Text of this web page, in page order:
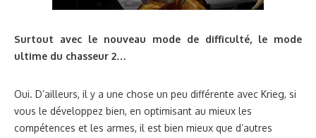
Surtout avec le nouveau mode de difficulté, le mode
ultime du chasseur 2…
Oui. D’ailleurs, il y a une chose un peu différente avec Krieg, si
vous le développez bien, en optimisant au mieux les
compétences et les armes, il est bien mieux que d’autres